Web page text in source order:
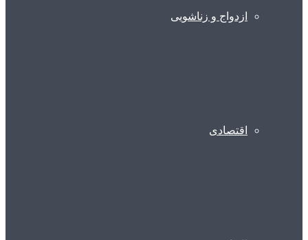
ازدواج و زناشویی
اقتصادی